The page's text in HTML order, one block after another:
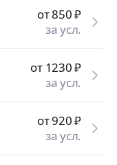
от 850₽
за усл.
от 1230₽
за усл.
от 920₽
за усл.